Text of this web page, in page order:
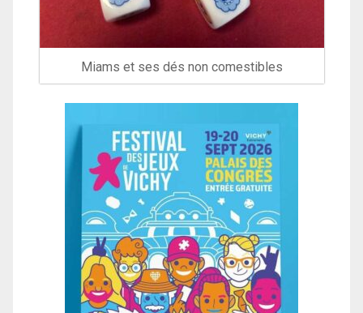
Miams et ses dés non comestibles